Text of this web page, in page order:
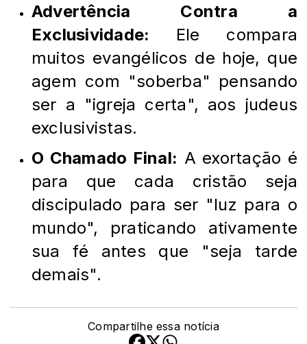
Advertência Contra a
Exclusividade: Ele compara
muitos evangélicos de hoje, que
agem com "soberba" pensando
ser a "igreja certa", aos judeus
exclusivistas.
O Chamado Final: A exortação é
para que cada cristão seja
discipulado para ser "luz para o
mundo", praticando ativamente
sua fé antes que "seja tarde
demais".
Compartilhe essa notícia